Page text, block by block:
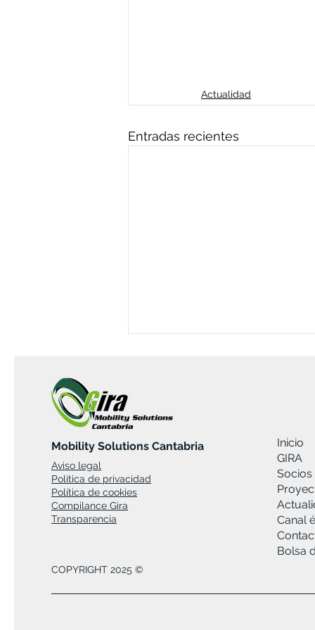
Actualidad
Entradas recientes
Presentación de resultados
proyecto BATeCHAIN: una
estrategia colaborativa para
impulsar la innovación en la
cadena de valor de las
Mobility Solutions Cantabria
Aviso legal
Política de privacidad
Política de cookies
Compilance Gira
Transparencia
COPYRIGHT 2025 ©
Inicio
GIRA
Socios
Canal
Bolsa